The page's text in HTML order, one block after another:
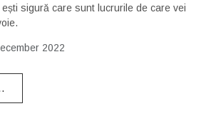
sigură care sunt lucrurile de care vei
2022